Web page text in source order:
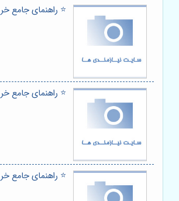
⭐️ راهنمای جامع
⭐️ راهنمای جامع
⭐️ راهنمای جامع